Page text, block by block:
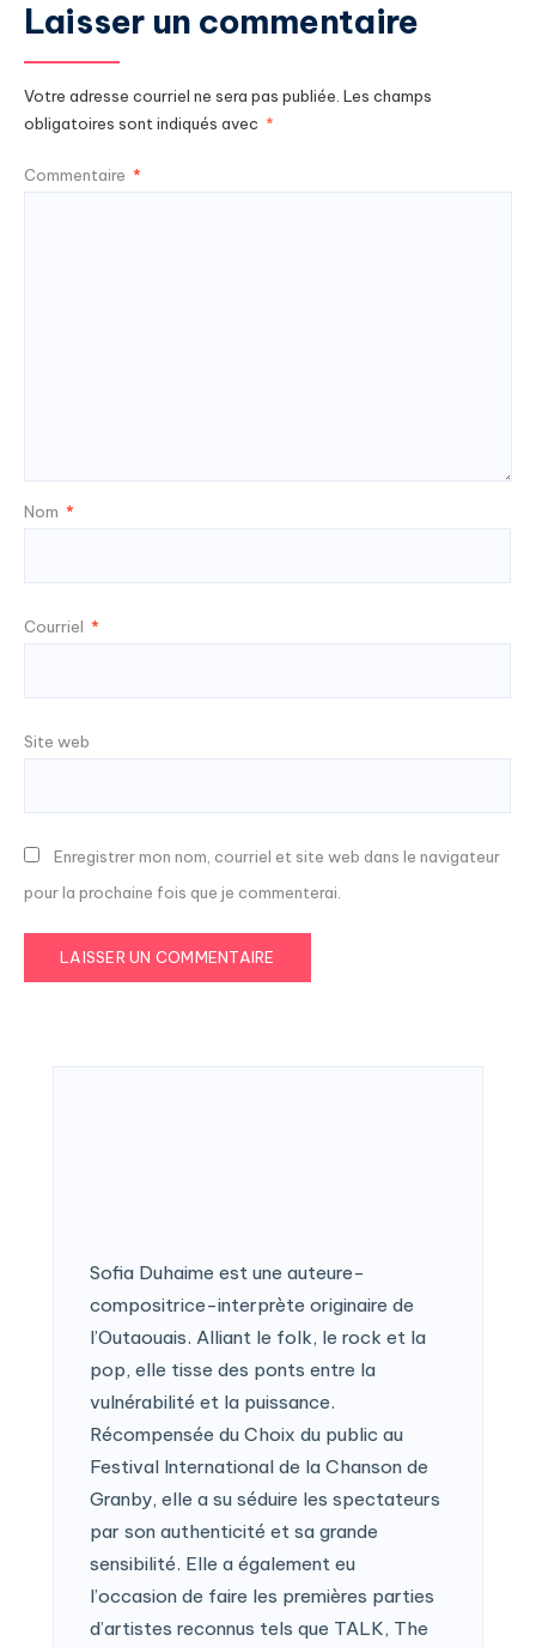
Laisser un commentaire
Votre adresse courriel ne sera pas publiée. Les champs
obligatoires sont indiqués avec *
Commentaire *
Nom *
Courriel *
Site web
Enregistrer mon nom, courriel et site web dans le navigateur
pour la prochaine fois que je commenterai.
Sofia Duhaime est une auteure-
compositrice-interprète originaire de
l’Outaouais. Alliant le folk, le rock et la
pop, elle tisse des ponts entre la
vulnérabilité et la puissance.
Récompensée du Choix du public au
Festival International de la Chanson de
Granby, elle a su séduire les spectateurs
par son authenticité et sa grande
sensibilité. Elle a également eu
l’occasion de faire les premières parties
d’artistes reconnus tels que TALK, The